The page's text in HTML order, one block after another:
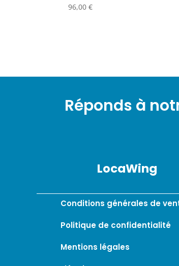
96,00€
Réponds à
LocaWing
Conditions générales de
Politique de confidentialité
Mentions légales